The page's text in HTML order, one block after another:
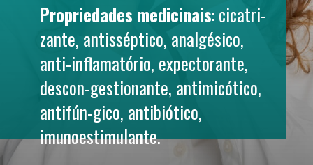
Propriedades medicinais: cicatri-
zante, antisséptico, analgésico,
anti-inflamatório, expectorante,
descon-gestionante, antimicótico,
antifún-gico, antibiótico,
imunoestimulante.